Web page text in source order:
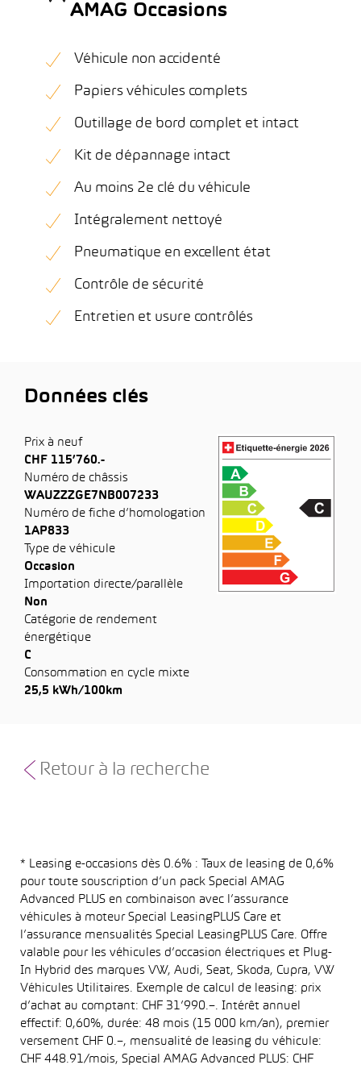
AMAG Occasions
Véhicule non accidenté
Papiers véhicules complets
Outillage de bord complet et intact
Kit de dépannage intact
Au moins 2e clé du véhicule
Intégralement nettoyé
Pneumatique en excellent état
Contrôle de sécurité
Entretien et usure contrôlés
Données clés
Prix à neuf
CHF 115’760.-
Numéro de châssis
WAUZZZGE7NB007233
Numéro de fiche d’homologation
1AP833
Type de véhicule
Occasion
Importation directe/parallèle
Non
Catégorie de rendement
énergétique
C
Consommation en cycle mixte
25,5 kWh/100km
Retour à la recherche
* Leasing e-occasions dès 0.6% : Taux de leasing de 0,6%
pour toute souscription d’un pack Special AMAG
Advanced PLUS en combinaison avec l’assurance
véhicules à moteur Special LeasingPLUS Care et
l’assurance mensualités Special LeasingPLUS Care. Offre
valable pour les véhicules d’occasion électriques et Plug-
In Hybrid des marques VW, Audi, Seat, Skoda, Cupra, VW
Véhicules Utilitaires. Exemple de calcul de leasing: prix
d’achat au comptant: CHF 31’990.–. Intérêt annuel
effectif: 0,60%, durée: 48 mois (15 000 km/an), premier
versement CHF 0.–, mensualité de leasing du véhicule:
CHF 448.91/mois, Special AMAG Advanced PLUS: CHF